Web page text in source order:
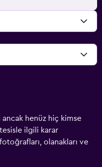
henüz hiç kimse
ilgili karar
olanakları ve